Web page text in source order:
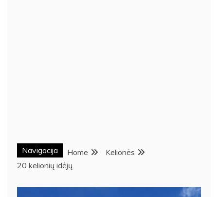
Navigacija Home
Kelionės
20 kelionių idėjų